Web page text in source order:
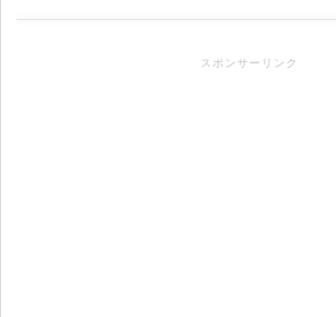
スポンサーリンク